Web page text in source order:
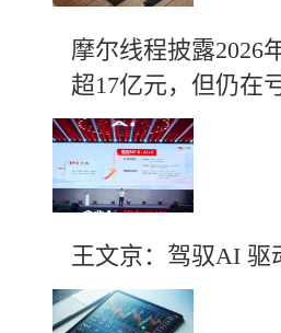
摩尔线程披露2026
超17亿元，但仍在
王文京：驾驭AI 驱